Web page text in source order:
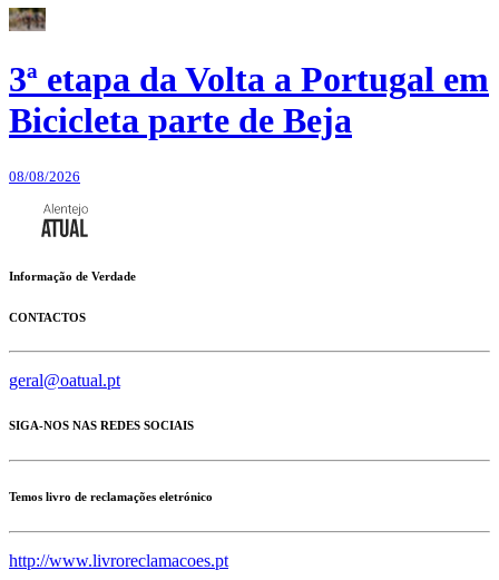
3ª etapa da Volta a Portugal em
Bicicleta parte de Beja
08/08/2026
Informação de Verdade
CONTACTOS
geral@oatual.pt
SIGA-NOS NAS REDES SOCIAIS
Temos livro de reclamações eletrónico
http://www.livroreclamacoes.pt